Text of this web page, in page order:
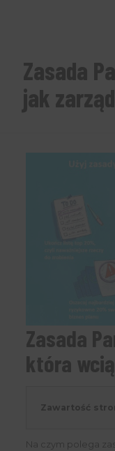
Zasada
jak
Zasada
która
Zawartość
Na czym polega